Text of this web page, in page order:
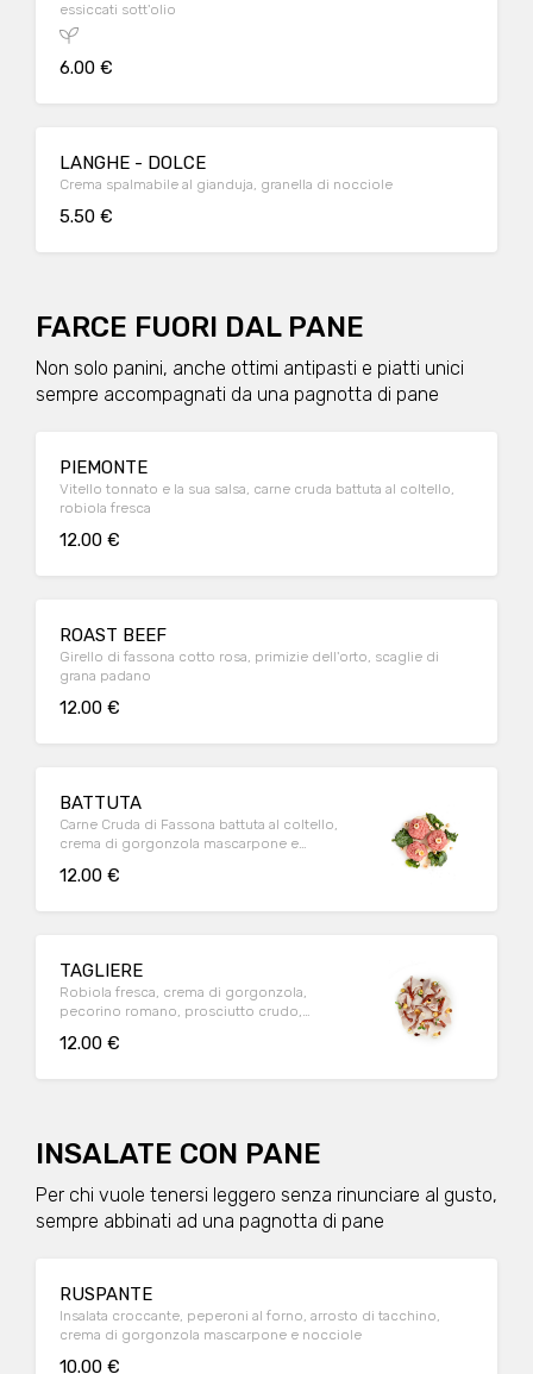
essiccati sott'olio
6.00 €
LANGHE - DOLCE
Crema spalmabile al gianduja, granella di nocciole
5.50 €
FARCE FUORI DAL PANE
Non solo panini, anche ottimi antipasti e piatti unici
sempre accompagnati da una pagnotta di pane
PIEMONTE
Vitello tonnato e la sua salsa, carne cruda battuta al coltello,
robiola fresca
12.00 €
ROAST BEEF
Girello di fassona cotto rosa, primizie dell'orto, scaglie di
grana padano
12.00 €
BATTUTA
Carne Cruda di Fassona battuta al coltello,
crema di gorgonzola mascarpone e
12.00 €
TAGLIERE
Robiola fresca, crema di gorgonzola,
pecorino romano, prosciutto crudo,
12.00 €
INSALATE CON PANE
Per chi vuole tenersi leggero senza rinunciare al gusto,
sempre abbinati ad una pagnotta di pane
RUSPANTE
Insalata croccante, peperoni al forno, arrosto di tacchino,
crema di gorgonzola mascarpone e nocciole
10.00 €